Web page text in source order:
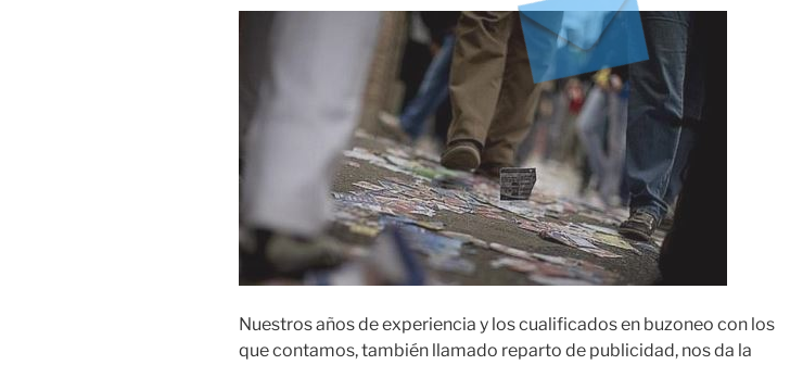
Nuestros años de experiencia y los cualificados en buzoneo con los
que contamos, también llamado reparto de publicidad, nos da la